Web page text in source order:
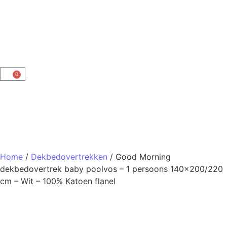
0
Home / Dekbedovertrekken / Good Morning
dekbedovertrek baby poolvos – 1 persoons 140×200/220
cm – Wit – 100% Katoen flanel